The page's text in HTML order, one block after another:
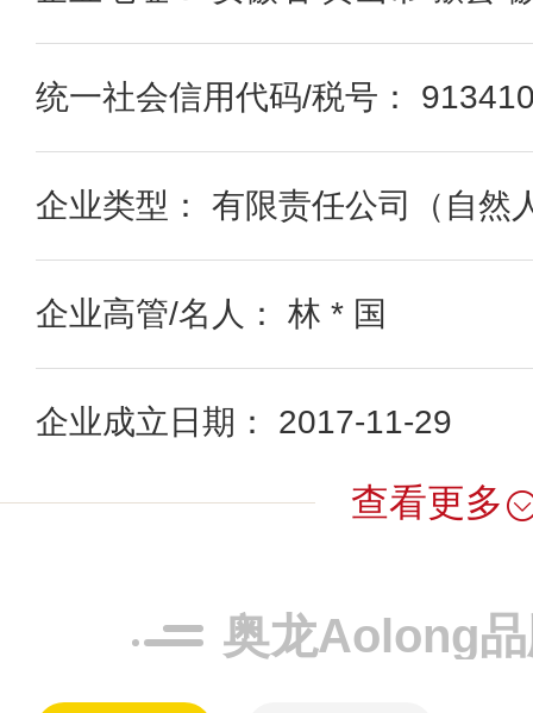
统一社会信用代码/税号：
企业类型： 有限责任公司（自然
企业高管/名人： 林 * 国
企业成立日期： 2017-11-29
查看更多
奥龙Aolong